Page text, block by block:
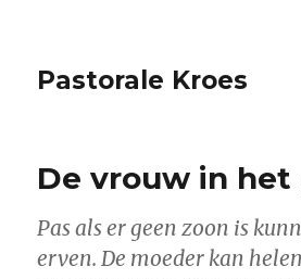
Pastorale Kroes
De vrouw in het
Pas als er geen zoon is
erven. De moeder kan